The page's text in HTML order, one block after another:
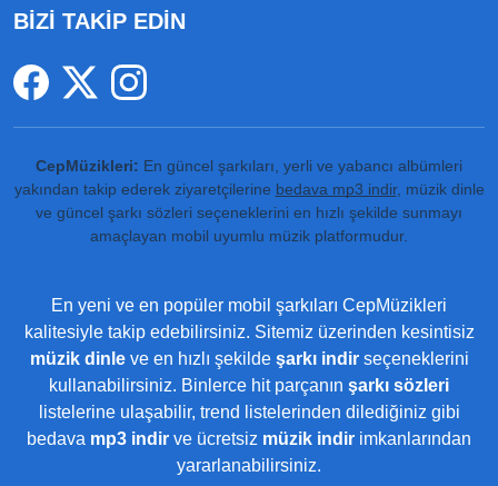
BİZİ TAKİP EDİN
CepMüzikleri: En güncel şarkıları, yerli ve yabancı albümleri
yakından takip ederek ziyaretçilerine bedava mp3 indir, müzik dinle
ve güncel şarkı sözleri seçeneklerini en hızlı şekilde sunmayı
amaçlayan mobil uyumlu müzik platformudur.
En yeni ve en popüler mobil şarkıları CepMüzikleri
kalitesiyle takip edebilirsiniz. Sitemiz üzerinden kesintisiz
müzik dinleve en hızlı şekilde şarkı indirseçeneklerini
kullanabilirsiniz. Binlerce hit parçanın şarkı sözleri
listelerine ulaşabilir, trend listelerinden dilediğiniz gibi
bedava mp3 indir ve ücretsiz müzik indir imkanlarından
yararlanabilirsiniz.